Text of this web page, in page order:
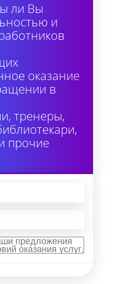
ли Вы
и
оказание
в
тренеры,
прочие